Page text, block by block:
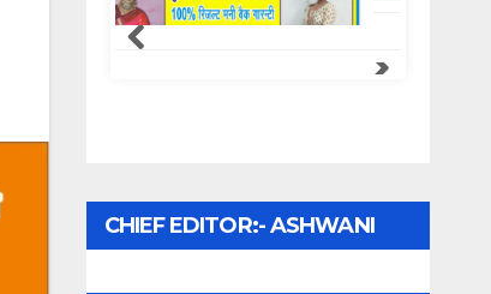
CHIEF EDITOR:- ASHWANI